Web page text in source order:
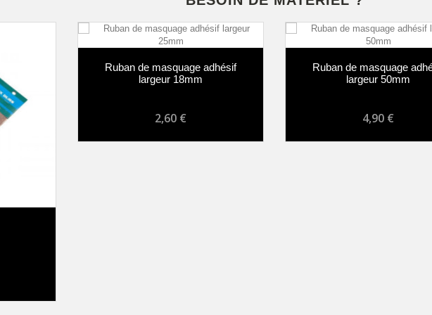
Ruban de masquage adhésif
largeur 18mm
2,60 €
Ruban de masquage
largeur 50mm
4,90 €